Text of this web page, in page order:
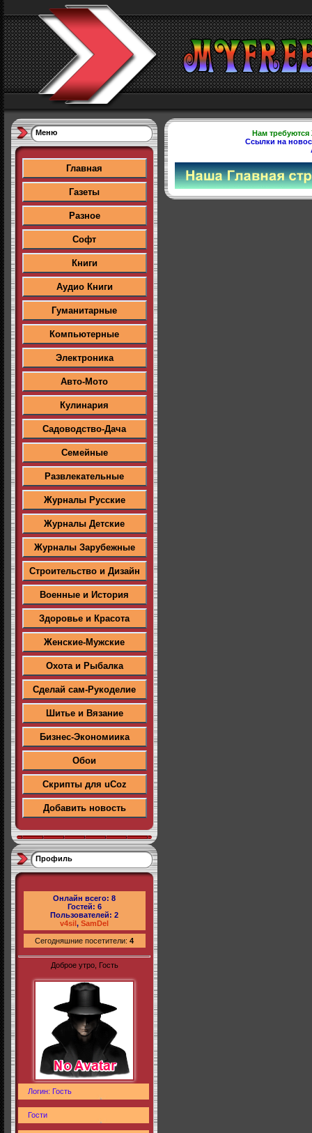
Меню
Главная
Газеты
Разное
Софт
Книги
Аудио Книги
Гуманитарные
Компьютерные
Электроника
Авто-Мото
Кулинария
Садоводство-Дача
Семейные
Развлекательные
Журналы Русские
Журналы Детские
Журналы Зарубежные
Строительство и Дизайн
Военные и История
Здоровье и Красота
Женские-Мужские
Охота и Рыбалка
Сделай сам-Рукоделие
Шитье и Вязание
Бизнес-Экономиика
Обои
Скрипты для uCoz
Добавить новость
Профиль
Онлайн всего: 8
Гостей: 6
Пользователей: 2
v4sil, SamDel
Сегодняшние посетители: 4
Доброе утро, Гость
Логин: Гость
Гости
Нам
Ссылки на